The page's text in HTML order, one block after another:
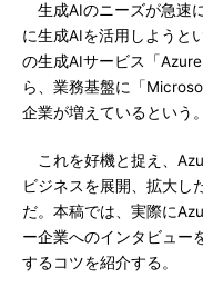
生成AIのニーズが急速
に生成AIを活用しようと
の生成AIサービス「
ら、業務基盤に「
企業が増えているという。
これを好機と捉え、
ビジネスを展開、拡大し
だ。本稿では、実際に
ー企業へのインタビュー
するコツを紹介する。